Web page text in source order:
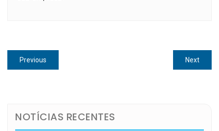
Navegação
de
Previous
post:
NextNext
post:
NOTÍCIAS RECENTES